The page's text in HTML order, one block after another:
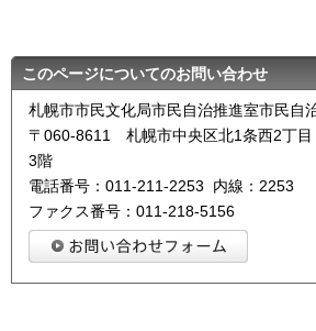
このページについてのお問い合わせ
札幌市市民文化局市民自治推進室市民自
〒060-8611 札幌市中央区北1条西2丁
3階
電話番号：011-211-2253 内線：2253
ファクス番号：011-218-5156